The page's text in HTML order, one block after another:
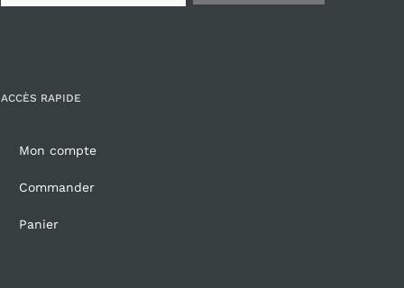
ACCÈS RAPIDE
Mon compte
Commander
Panier